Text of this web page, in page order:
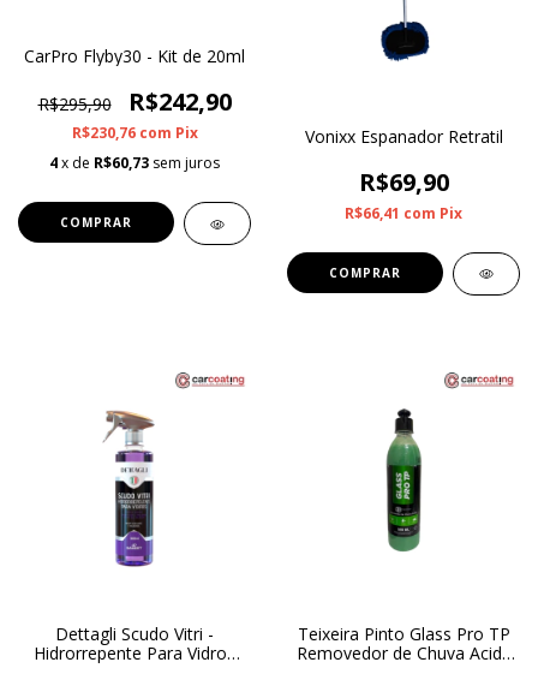
CarPro Flyby30 - Kit de 20ml
R$295,90 R$242,90
R$230,76 com Pix
4x de R$60,73 sem juros
Vonixx Espanador Retratil
R$69,90
R$66,41 com Pix
Dettagli Scudo Vitri -
Hidrorrepente Para Vidros
Teixeira Pinto Glass Pro TP
Removedor de Chuva Acida